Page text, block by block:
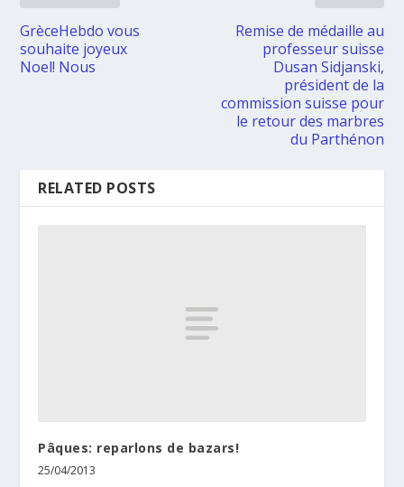
GrèceHebdo vous
souhaite joyeux
Noel! Νοus
Remise de médaille au
professeur suisse
Dusan Sidjanski,
président de la
commission suisse pour
le retour des marbres
du Parthénon
RELATED POSTS
Pâques: reparlons de bazars!
25/04/2013